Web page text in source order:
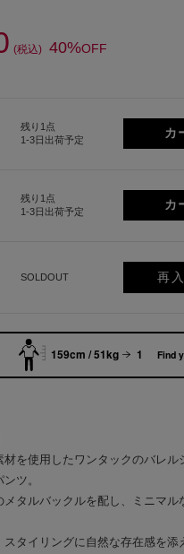
(税込) 40%OFF
残り1点
1-3日出荷予定
残り1点
1-3日出荷予定
SOLDOUT 再
159cm / 51kg 1 Find
材を使用したワンタックのバレル
ツ。
メタルバックルを配し、ミニマル
スタイリングに自然な存在感を添